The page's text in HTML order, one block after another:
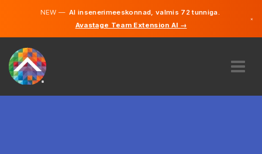
NEW —AI insenerimeeskonnad, valmis 72 tunniga.
Avastage Team Extension AI →
×